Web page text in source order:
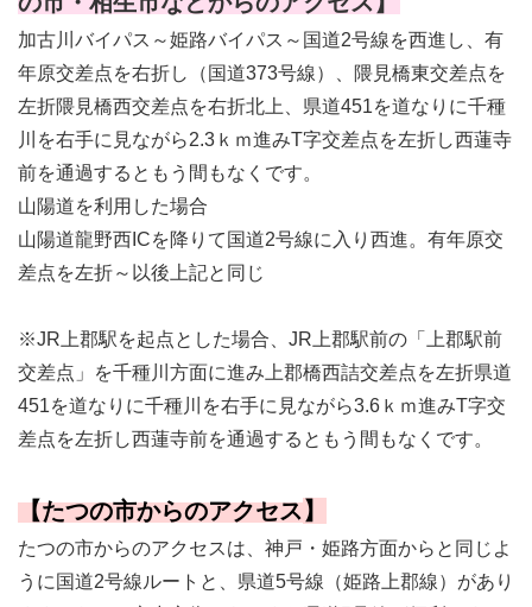
加古川バイパス～姫路バイパス～国道2号線を西進し、有
年原交差点を右折し（国道373号線）、隈見橋東交差点を
左折隈見橋西交差点を右折北上、県道451を道なりに千種
川を右手に見ながら2.3ｋｍ進みT字交差点を左折し西蓮寺
前を通過するともう間もなくです。
山陽道を利用した場合
山陽道龍野西ICを降りて国道2号線に入り西進。有年原交
差点を左折～以後上記と同じ
※JR上郡駅を起点とした場合、JR上郡駅前の「上郡駅前
交差点」を千種川方面に進み上郡橋西詰交差点を左折県道
451を道なりに千種川を右手に見ながら3.6ｋｍ進みT字交
差点を左折し西蓮寺前を通過するともう間もなくです。
【たつの市からのアクセス】
たつの市からのアクセスは、神戸・姫路方面からと同じよ
うに国道2号線ルートと、県道5号線（姫路上郡線）があり